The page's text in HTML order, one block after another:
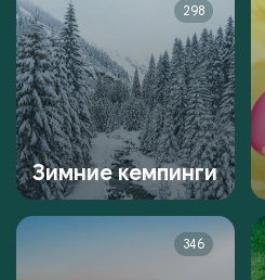
298
Зимние кемпинги
346